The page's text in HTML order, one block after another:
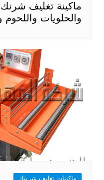
ماكينة تغليف شرنك
والحلويات
ماكينات تغليف شرينك